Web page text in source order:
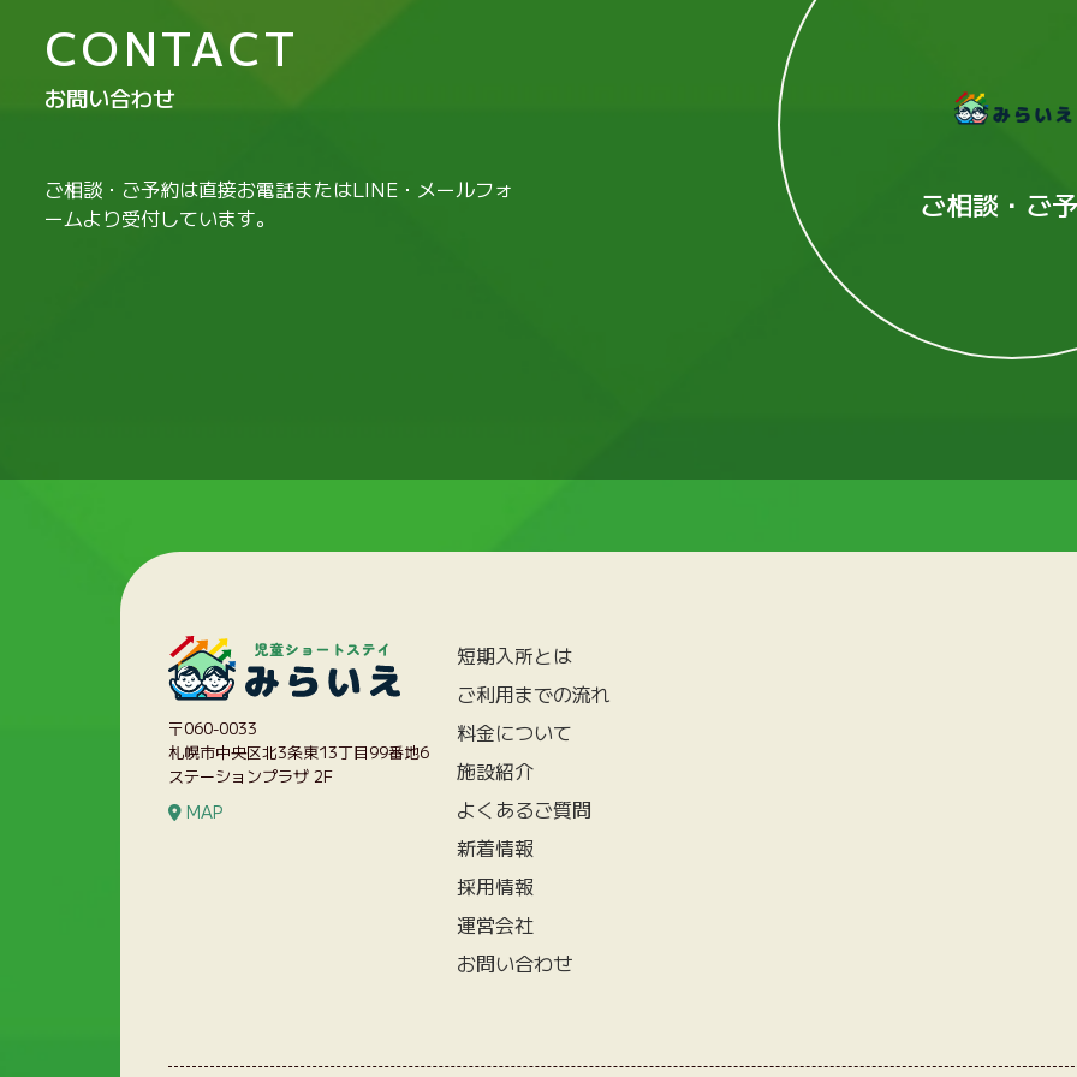
CONTACT
お問い合わせ
ご相談・ご予約は直接お電話またはLINE・メールフォ
ームより受付しています。
ご相談・ご
〒060-0033
札幌市中央区北3条東13丁目99番地6
ステーションプラザ 2F
MAP
短期入所とは
ご利用までの流れ
料金について
施設紹介
よくあるご質問
新着情報
採用情報
運営会社
お問い合わせ